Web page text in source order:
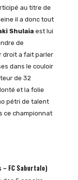
au titre de
il a donc tout
Shulaiaest lui
de
droit a fait parler
dans le couloir
de 32
et la folie
pétri de talent
ce championnat
FC Saburtalo)